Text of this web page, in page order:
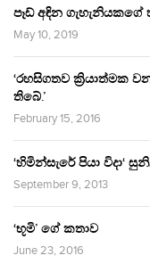
පෑඩ් අඳින ගැහැනියකගේ
May 10, 2019
‘රහසිගතව ක්‍රියාත්මක
තිබේ.’
February 15, 2016
‘හිමින්සැරේ පියා විදා‘
September 9, 2013
‘භූමි’ ගේ කතාව
June 23, 2016